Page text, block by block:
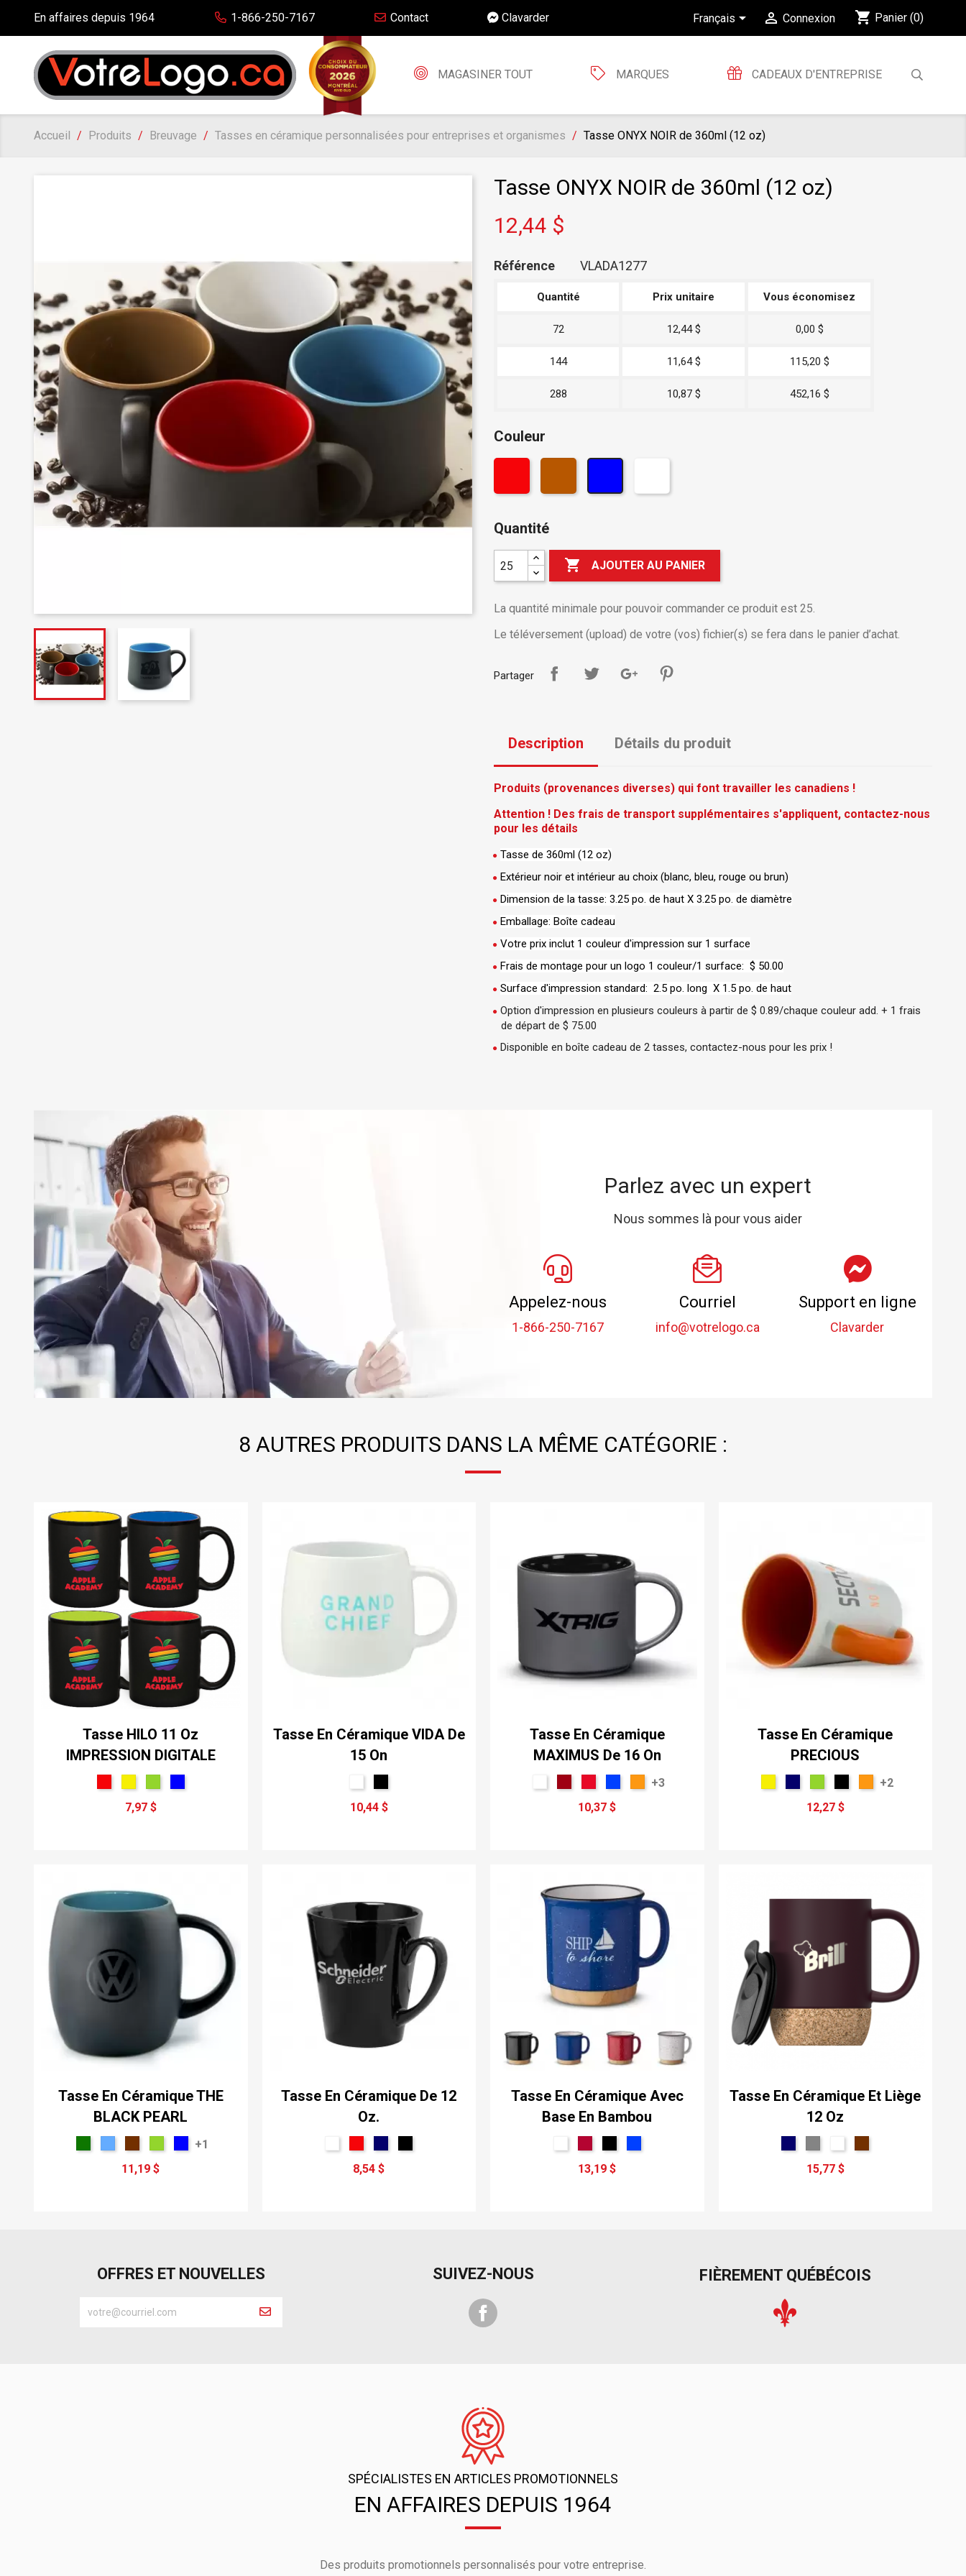
En affaires depuis 1964 1-866-250-7167 Contact Clavarder Français  Connexion shopping_cart Panier (0)
MAGASINER TOUT MARQUES CADEAUX D'ENTREPRISE
Accueil Produits Breuvage Tasses en céramique personnalisées pour entreprises et organismes Tasse ONYX NOIR de 360ml (12 oz)
Tasse ONYX NOIR de 360ml (12 oz)
12,44 $
Référence VLADA1277
Quantité Prix unitaire Vous économisez
72 12,44 $ 0,00 $
144 11,64 $ 115,20 $
288 10,87 $ 452,16 $
Couleur
Quantité
 AJOUTER AU PANIER
La quantité minimale pour pouvoir commander ce produit est 25.
Le téléversement (upload) de votre (vos) fichier(s) se fera dans le panier d’achat.
Partager
Description Détails du produit
Produits (provenances diverses) qui font travailler les canadiens !
Attention ! Des frais de transport supplémentaires s'appliquent, contactez-nous
pour les détails
Tasse de 360ml (12 oz)
Extérieur noir et intérieur au choix (blanc, bleu, rouge ou brun)
Dimension de la tasse: 3.25 po. de haut X 3.25 po. de diamètre
Emballage: Boîte cadeau
Votre prix inclut 1 couleur d'impression sur 1 surface
Frais de montage pour un logo 1 couleur/1 surface: $ 50.00
Surface d'impression standard: 2.5 po. long X 1.5 po. de haut
Option d'impression en plusieurs couleurs à partir de $ 0.89/chaque couleur add. + 1 frais
de départ de $ 75.00
Disponible en boîte cadeau de 2 tasses, contactez-nous pour les prix !
Parlez avec un expert
Nous sommes là pour vous aider
Appelez-nous
1-866-250-7167
Courriel
info@votrelogo.ca
Support en ligne
Clavarder
8 AUTRES PRODUITS DANS LA MÊME CATÉGORIE :
Tasse HILO 11 Oz
IMPRESSION DIGITALE
7,97 $
Tasse En Céramique VIDA De
15 On
10,44 $
Tasse En Céramique
MAXIMUS De 16 On
+3
10,37 $
Tasse En Céramique
PRECIOUS
+2
12,27 $
Tasse En Céramique THE
BLACK PEARL
+1
11,19 $
Tasse En Céramique De 12
Oz.
8,54 $
Tasse En Céramique Avec
Base En Bambou
13,19 $
Tasse En Céramique Et Liège
12 Oz
15,77 $
OFFRES ET NOUVELLES SUIVEZ-NOUS FIÈREMENT QUÉBÉCOIS
SPÉCIALISTES EN ARTICLES PROMOTIONNELS
EN AFFAIRES DEPUIS 1964
Des produits promotionnels personnalisés pour votre entreprise.